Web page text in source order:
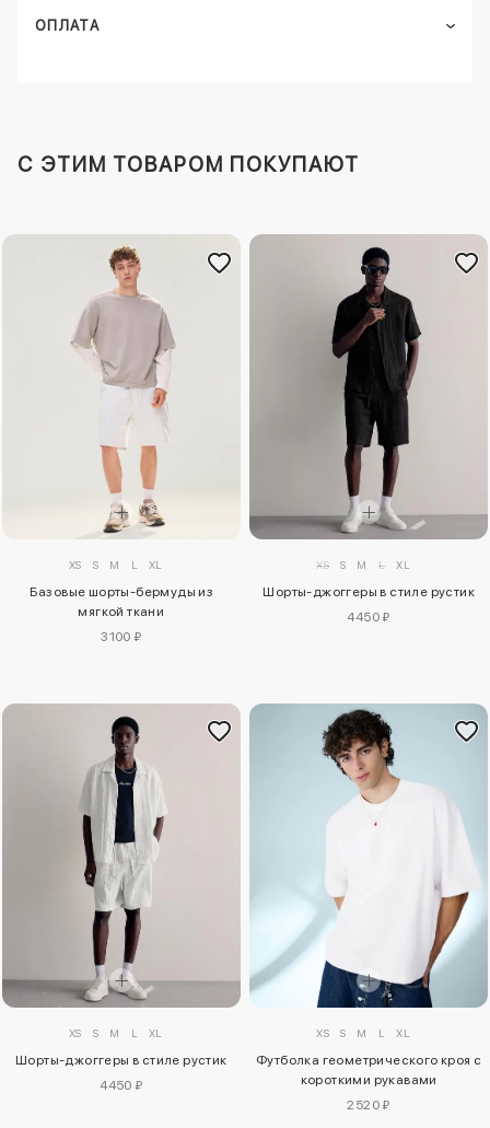
ОПЛАТА
C ЭТИМ ТОВАРОМ ПОКУПАЮТ
XS S M L XL
Базовые шорты-бермуды из
мягкой ткани
3100 ₽
XS S M L XL
Шорты-джоггеры в стиле рустик
4450 ₽
XS S M L XL
Шорты-джоггеры в стиле рустик
4450 ₽
XS S M L XL
Футболка геометрического кроя с
короткими рукавами
2520 ₽